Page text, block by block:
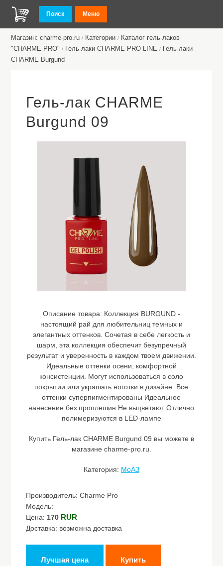
Поиск Меню
Магазин: charme-pro.ru / Категории / Каталог гель-лаков
"CHARME PRO" / Гель-лаки CHARME PRO LINE / Гель-лаки
CHARME Burgund
Гель-лак CHARME
Burgund 09
Описание товара: Коллекция BURGUND -
настоящий рай для любительниц темных и
элегантных оттенков. Сочетая в себе легкость и
шарм, эта коллекция обеспечит безупречный
результат и уверенность в каждом твоем движении.
Идеальные оттенки осени, комфортной
консистенции. Могут использоваться в соло
покрытии или украшать ноготки в дизайне. Все
оттенки суперпигментированы Идеальное
нанесение без проплешин Не выцветают Отлично
полимеризуются в LED-лампе
Купить Гель-лак CHARME Burgund 09 вы можете в
магазине charme-pro.ru.
Категория: МоАЗ
Производитель: Charme Pro
Модель:
Цена: 170 RUR
Доставка: возможна доставка
Лучшая цена Купить